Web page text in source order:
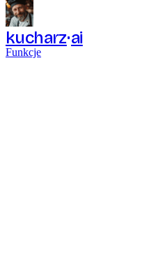
kucharz ai
Funkcje